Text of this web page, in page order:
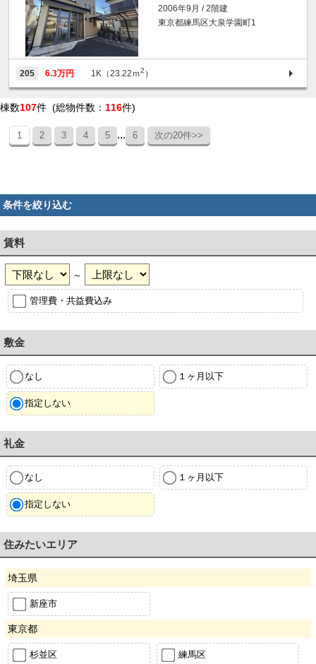
2006年9月 / 2階建
東京都練馬区大泉学園町1
205 6.3万円 1K（23.22ｍ2 ）
棟数107件 (総物件数： 116件)
1 2 3 4 5 ... 6 次の20件>>
条件を絞り込む
賃料
～
管理費・共益費込み
敷金
なし １ヶ月以下
指定しない
礼金
なし １ヶ月以下
指定しない
住みたいエリア
埼玉県
新座市
東京都
杉並区 練馬区